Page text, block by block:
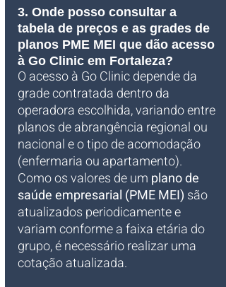
3. Onde posso consultar a
tabela de preços e as grades de
planos PME MEI que dão acesso
à Go Clinic em Fortaleza?
O acesso à Go Clinic depende da
grade contratada dentro da
operadora escolhida, variando entre
planos de abrangência regional ou
nacional e o tipo de acomodação
(enfermaria ou apartamento).
Como os valores de um plano de
saúde empresarial (PME MEI) são
atualizados periodicamente e
variam conforme a faixa etária do
grupo, é necessário realizar uma
cotação atualizada.